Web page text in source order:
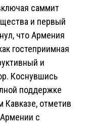
саммит
и первый
что Армения
гостеприимная
и
Коснувшись
поддержке
отметив
с